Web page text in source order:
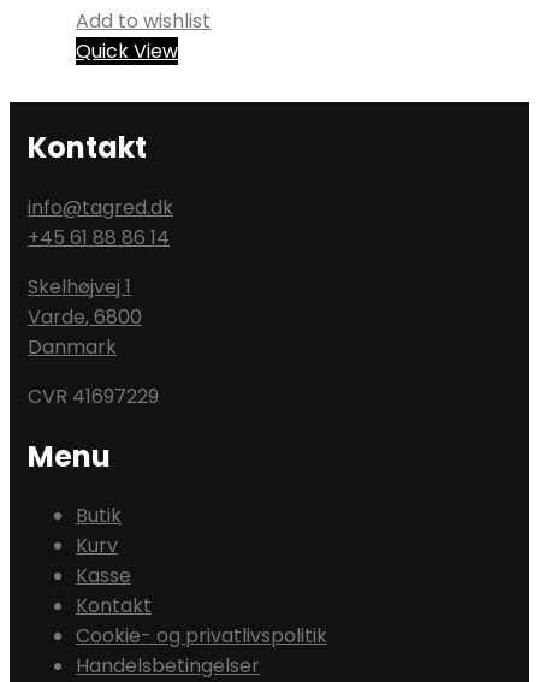
Add to wishlist
Quick View
Kontakt
info@tagred.dk
+45 61 88 86 14
Skelhøjvej 1
Varde,6800
Danmark
CVR 41697229
Menu
Butik
Kurv
Kasse
Kontakt
Cookie- og privatlivspolitik
Handelsbetingelser